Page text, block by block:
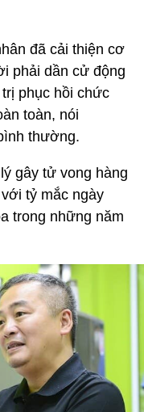
đã cải thiện cơ
phải dần cử động
phục hồi chức
toàn, nói
thường.
gây tử vong hàng
tỷ mắc ngày
trong những năm